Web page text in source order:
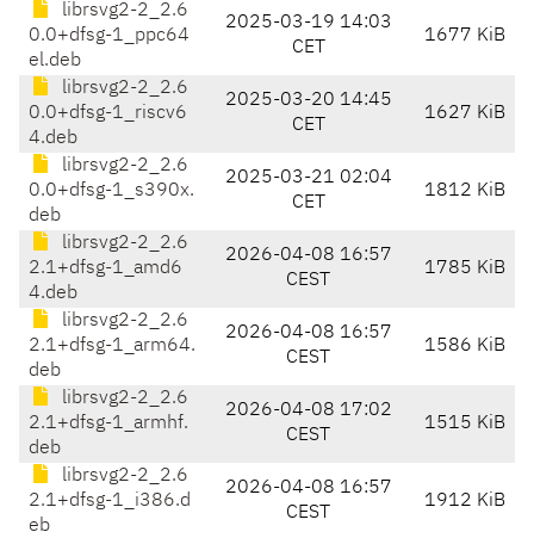
librsvg2-2_2.6
0.0+dfsg-1_ppc64
el.deb
2025-03-19 14:03
CET
1677 KiB
librsvg2-2_2.6
0.0+dfsg-1_riscv6
4.deb
2025-03-20 14:45
CET
1627 KiB
librsvg2-2_2.6
0.0+dfsg-1_s390x.
deb
2025-03-21 02:04
CET
1812 KiB
librsvg2-2_2.6
2.1+dfsg-1_amd6
4.deb
2026-04-08 16:57
CEST
1785 KiB
librsvg2-2_2.6
2.1+dfsg-1_arm64.
deb
2026-04-08 16:57
CEST
1586 KiB
librsvg2-2_2.6
2.1+dfsg-1_armhf.
deb
2026-04-08 17:02
CEST
1515 KiB
librsvg2-2_2.6
2.1+dfsg-1_i386.d
eb
2026-04-08 16:57
CEST
1912 KiB